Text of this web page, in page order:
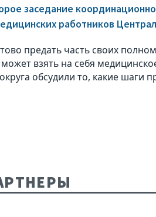
заседание
работников
предать часть своих
взять на себя
обсудили то, какие шаги